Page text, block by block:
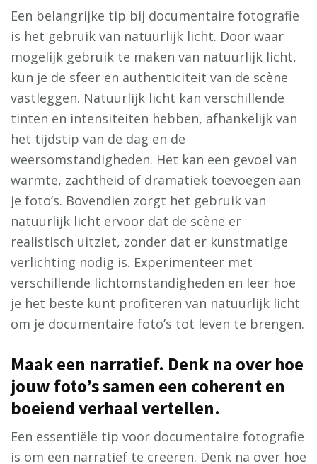
Een belangrijke tip bij documentaire fotografie
is het gebruik van natuurlijk licht. Door waar
mogelijk gebruik te maken van natuurlijk licht,
kun je de sfeer en authenticiteit van de scène
vastleggen. Natuurlijk licht kan verschillende
tinten en intensiteiten hebben, afhankelijk van
het tijdstip van de dag en de
weersomstandigheden. Het kan een gevoel van
warmte, zachtheid of dramatiek toevoegen aan
je foto’s. Bovendien zorgt het gebruik van
natuurlijk licht ervoor dat de scène er
realistisch uitziet, zonder dat er kunstmatige
verlichting nodig is. Experimenteer met
verschillende lichtomstandigheden en leer hoe
je het beste kunt profiteren van natuurlijk licht
om je documentaire foto’s tot leven te brengen.
Maak een narratief. Denk na over hoe
jouw foto’s samen een coherent en
boeiend verhaal vertellen.
Een essentiële tip voor documentaire fotografie
is om een narratief te creëren. Denk na over hoe